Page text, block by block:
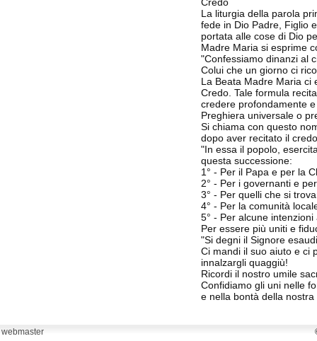
La liturgia della parola
fede in Dio Padre, Figlio
portata alle cose di Dio
Madre Maria si esprime
"Confessiamo dinanzi al
Colui che un giorno ci
La Beata Madre Maria ci
Credo. Tale formula
credere profondamente
Preghiera universale o
Si chiama con questo
dopo aver recitato il
"In essa il popolo,
questa successione:
1° - Per il Papa e per la
2° - Per i governanti e
3° - Per quelli che si
4° - Per la comunità
5° - Per alcune
Per essere più uniti e
"Si degni il Signore
Ci mandi il suo aiuto e ci
innalzargli quaggiù!
Ricordi il nostro umile
Confidiamo gli uni nelle
e nella bontà della
webmaster